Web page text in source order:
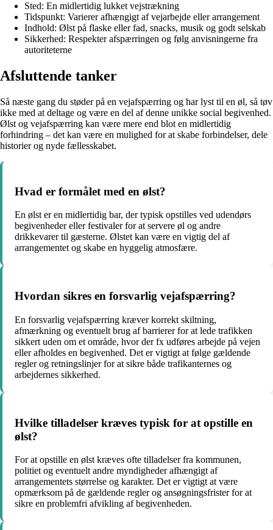
Sted: En midlertidig lukket vejstrækning
Tidspunkt: Varierer afhængigt af vejarbejde eller arrangement
Indhold: Ølst på flaske eller fad, snacks, musik og godt selskab
Sikkerhed: Respekter afspærringen og følg anvisningerne fra
autoriteterne
Afsluttende tanker
Så næste gang du støder på en vejafspærring og har lyst til en øl, så tøv
ikke med at deltage og være en del af denne unikke social begivenhed.
Ølst og vejafspærring kan være mere end blot en midlertidig
forhindring – det kan være en mulighed for at skabe forbindelser, dele
historier og nyde fællesskabet.
Hvad er formålet med en ølst?
En ølst er en midlertidig bar, der typisk opstilles ved udendørs
begivenheder eller festivaler for at servere øl og andre
drikkevarer til gæsterne. Ølstet kan være en vigtig del af
arrangementet og skabe en hyggelig atmosfære.
Hvordan sikres en forsvarlig vejafspærring?
En forsvarlig vejafspærring kræver korrekt skiltning,
afmærkning og eventuelt brug af barrierer for at lede trafikken
sikkert uden om et område, hvor der fx udføres arbejde på vejen
eller afholdes en begivenhed. Det er vigtigt at følge gældende
regler og retningslinjer for at sikre både trafikanternes og
arbejdernes sikkerhed.
Hvilke tilladelser kræves typisk for at opstille en
ølst?
For at opstille en ølst kræves ofte tilladelser fra kommunen,
politiet og eventuelt andre myndigheder afhængigt af
arrangementets størrelse og karakter. Det er vigtigt at være
opmærksom på de gældende regler og ansøgningsfrister for at
sikre en problemfri afvikling af begivenheden.